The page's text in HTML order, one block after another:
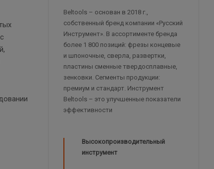
Beltools – основан в 2018 г.,
собственный бренд компании «Русский
Инструмент». В ассортименте бренда
более 1 800 позиций: фрезы концевые
и шпоночные, сверла, развертки,
пластины сменные твердосплавные,
зенковки. Сегменты продукции:
премиум и стандарт. Инструмент
Beltools – это улучшенные показатели
эффективности
Высокопроизводительный
инструмент